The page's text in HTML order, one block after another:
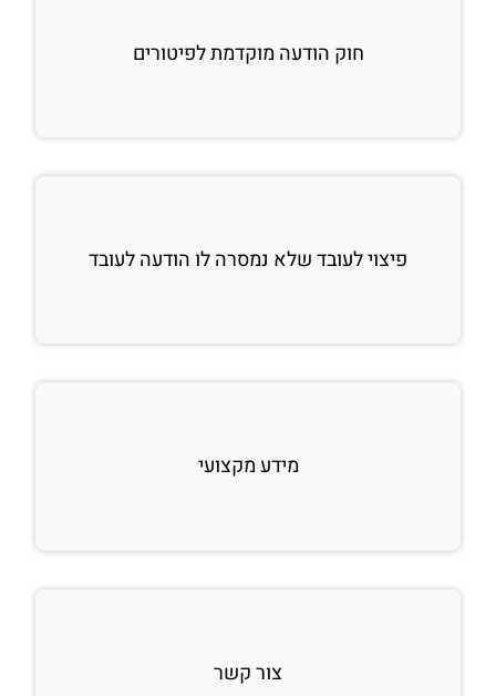
חוק הודעה מוקדמת לפיטורים
פיצוי לעובד שלא נמסרה לו הודעה לעובד
מידע מקצועי
צור קשר